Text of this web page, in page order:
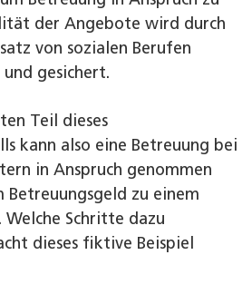
der Angebote wird durch
von sozialen Berufen
gesichert.
Teil dieses
kann also eine Betreuung bei
in Anspruch genommen
Betreuungsgeld zu einem
Schritte dazu
dieses fiktive Beispiel